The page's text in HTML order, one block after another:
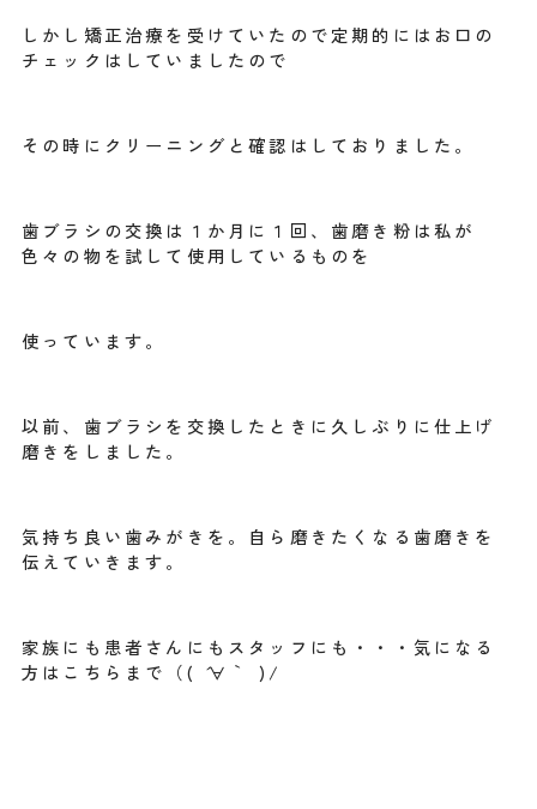
しかし矯正治療を受けていたので定期的にはお口の
チェックはしていましたので
その時にクリーニングと確認はしておりました。
歯ブラシの交換は１か月に１回、歯磨き粉は私が
色々の物を試して使用しているものを
使っています。
以前、歯ブラシを交換したときに久しぶりに仕上げ
磨きをしました。
気持ち良い歯みがきを。自ら磨きたくなる歯磨きを
伝えていきます。
家族にも患者さんにもスタッフにも・・・気になる
方はこちらまで（( ´∀｀ )/